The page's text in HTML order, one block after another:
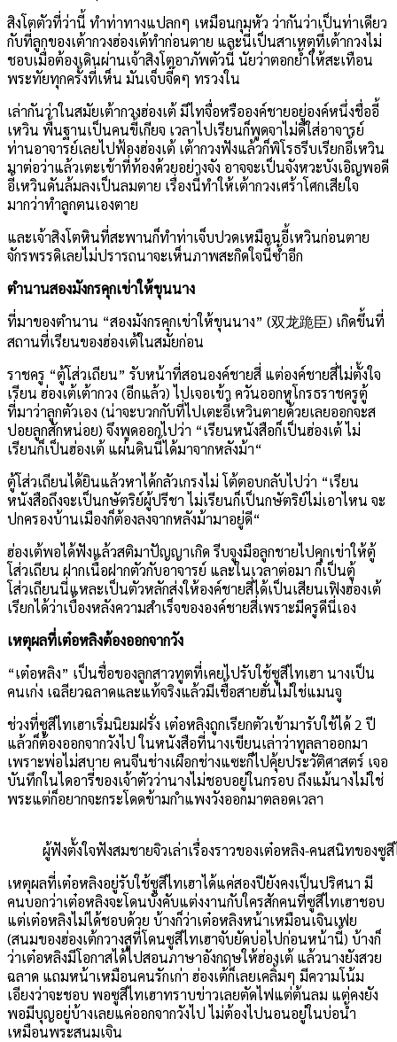
สิงโตตัวที่ว่านี้ ทำท่าทางแปลกๆ เหมือนกุมหัว ว่ากันว่าเป็นท่าเดียว
กับที่ลูกของเต้ากวงฮ่องเต้ทำก่อนตาย และนี่เป็นสาเหตุที่เต้ากวงไม่
ชอบเมื่อต้องเดินผ่านเจ้าสิงโตอาภัพตัวนี้ นัยว่าตอกย้ำให้สะเทือน
พระทัยทุกครั้งที่เห็น มันเจ็บจี๊ดๆ ทรวงใน
เล่ากันว่าในสมัยเต้ากวงฮ่องเต้ มีไทจื่อหรือองค์ชายอยู่องค์หนึ่งชื่ออี้
เหวิน พื้นฐานเป็นคนขี้เกียจ เวลาไปเรียนก็พูดจาไม่ดีใส่อาจารย์
ท่านอาจารย์เลยไปฟ้องฮ่องเต้ เต้ากวงฟังแล้วก็พิโรธรีบเรียกอี้เหวิน
มาต่อว่าแล้วเตะเข้าที่ท้องด้วยอย่างจัง อาจจะเป็นจังหวะบังเอิญพอดี
อี้เหวินดันล้มลงเป็นลมตาย เรื่องนี้ทำให้เต้ากวงเศร้าโศกเสียใจ
มากว่าทำลูกตนเองตาย
และเจ้าสิงโตหินที่สะพานก็ทำท่าเจ็บปวดเหมือนอี้เหวินก่อนตาย
จักรพรรดิเลยไม่ปรารถนาจะเห็นภาพสะกิดใจนี้ซ้ำอีก
ตำนานสองมังกรคุกเข่าให้ขุนนาง
ที่มาของตำนาน “สองมังกรคุกเข่าให้ขุนนาง” (双龙跪臣) เกิดขึ้นที่
สถานที่เรียนของฮ่องเต้ในสมัยก่อน
ราชครู “ตู้โส่วเถียน” รับหน้าที่สอนองค์ชายสี่ แต่องค์ชายสี่ไม่ตั้งใจ
เรียน ฮ่องเต้เต้ากวง (อีกแล้ว)ไปเจอเข้า ควันออกหูโกรธราชครูตู้
ที่มาว่าลูกตัวเอง (น่าจะบวกกับที่ไปเตะอี้เหวินตายด้วยเลยออกจะส
ปอยลูกสักหน่อย) จึงพูดออกไปว่า “เรียนหนังสือก็เป็นฮ่องเต้ ไม่
เรียนก็เป็นฮ่องเต้ แผ่นดินนี้ได้มาจากหลังม้า“
ตู้โส่วเถียนได้ยินแล้วหาได้กลัวเกรงไม่ โต้ตอบกลับไปว่า “เรียน
หนังสือถึงจะเป็นกษัตริย์ผู้ปรีชา ไม่เรียนก็เป็นกษัตริย์ไม่เอาไหน จะ
ปกครองบ้านเมืองก็ต้องลงจากหลังม้ามาอยู่ดี“
ฮ่องเต้พอได้ฟังแล้วสติมาปัญญาเกิด รีบจูงมือลูกชายไปคุกเข่าให้ตู้
โส่วเถียน ฝากเนื้อฝากตัวกับอาจารย์ และในเวลาต่อมา ก็เป็นตู้
โส่วเถียนนี่แหละเป็นตัวหลักส่งให้องค์ชายสี่ได้เป็นเสียนเฟิงฮ่องเต้
เรียกได้ว่าเบื้องหลังความสำเร็จขององค์ชายสี่เพราะมีครูดีนี่เอง
เหตุผลที่เต๋อหลิงต้องออกจากวัง
“เต๋อหลิง” เป็นชื่อของลูกสาวทูตที่เคยไปรับใช้ซูสีไทเฮา นางเป็น
คนเก่ง เฉลียวฉลาดและแท้จริงแล้วมีเชื้อสายฮั่นไม่ใช่แมนจู
ช่วงที่ซูสีไทเฮาเริ่มนิยมฝรั่ง เต๋อหลิงถูกเรียกตัวเข้ามารับใช้ได้2ปี
แล้วก็ต้องออกจากวังไป ในหนังสือที่นางเขียนเล่าว่าทูลลาออกมา
เพราะพ่อไม่สบาย คนจีนช่างเผือกช่างแซะก็ไปคุ้ยประวัติศาสตร์ เจอ
บันทึกในไดอารี่ของเจ้าตัวว่านางไม่ชอบอยู่ในกรอบ ถึงแม้นางไม่ใช่
พระแต่ก็อยากจะกระโดดข้ามกำแพงวังออกมาตลอดเวลา
ผู้ฟังตั้งใจฟังสมชายจิวเล่าเรื่องราวของเต๋อหลิง-คนสนิทของซูสี
เหตุผลที่เต๋อหลิงอยู่รับใช้ซูสีไทเฮาได้แค่สองปียังคงเป็นปริศนา มี
คนบอกว่าเต๋อหลิงจะโดนบังคับแต่งงานกับใครสักคนที่ซูสีไทเฮาชอบ
แต่เต๋อหลิงไม่ได้ชอบด้วย บ้างก็ว่าเต๋อหลิงหน้าเหมือนเจินเฟย
(สนมของฮ่องเต้กวางสูที่โดนซูสีไทเฮาจับยัดบ่อไปก่อนหน้านี้) บ้างก็
ว่าเต๋อหลิงมีโอกาสได้ไปสอนภาษาอังกฤษให้ฮ่องเต้ แล้วนางยังสวย
ฉลาด แถมหน้าเหมือนคนรักเก่า ฮ่องเต้ก็เลยเคลิ้มๆ มีความโน้ม
เอียงว่าจะชอบ พอซูสีไทเฮาทราบข่าวเลยตัดไฟแต่ต้นลม แต่คงยัง
พอมีบุญอยู่บ้างเลยแค่ออกจากวังไป ไม่ต้องไปนอนอยู่ในบ่อน้ำ
เหมือนพระสนมเจิน